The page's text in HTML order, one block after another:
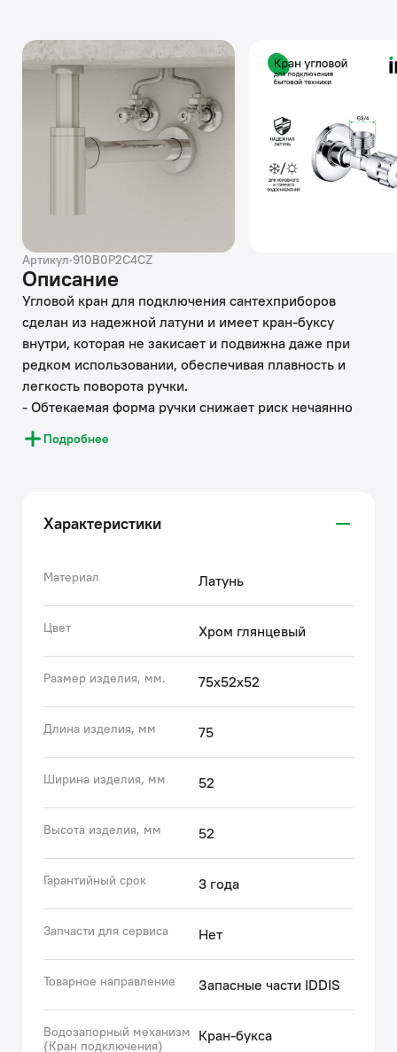
Артикул·910B0P2C4CZ
Описание
Угловой кран для подключения сантехприборов
сделан из надежной латуни и имеет кран-буксу
внутри, которая не закисает и подвижна даже при
редком использовании, обеспечивая плавность и
легкость поворота ручки.
- Обтекаемая форма ручки снижает риск нечаянно
зацепиться за кран при выполнении работ.
- Отражатель обеспечивает привлекательный
воды на время отсутствия дома, снижая вероятность
протечек и разрывов.
водоснабжение стиральной машины, сохраняя
- В экстренной ситуации позволит самостоятельно
отключить подачу воды, экономя время на ожидании
сантехника, который должен был бы отключить
подачу воды на общем стояке в случае отсутствия
крана подключения в квартире.
(с) Авторский текст, июнь 2024 г.
Подробнее
Характеристики
Материал Латунь
Цвет Хром глянцевый
Размер изделия, мм. 75x52x52
Длина изделия, мм 75
Ширина изделия, мм 52
Высота изделия, мм 52
Гарантийный срок 3 года
Запчасти для сервиса Нет
Товарное направление Запасные части IDDIS
Водозапорный механизм
(Кран подключения)
Кран-букса